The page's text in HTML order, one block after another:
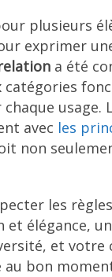
plusieurs
exprimer
a été
avec les
non
les
élégance,
et votre
bon